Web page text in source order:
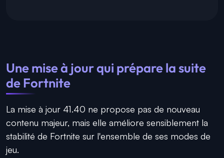
Une mise à jour qui prépare la suite
de Fortnite
La mise à jour 41.40 ne propose pas de nouveau
contenu majeur, mais elle améliore sensiblement la
stabilité de Fortnite sur l'ensemble de ses modes de
jeu.